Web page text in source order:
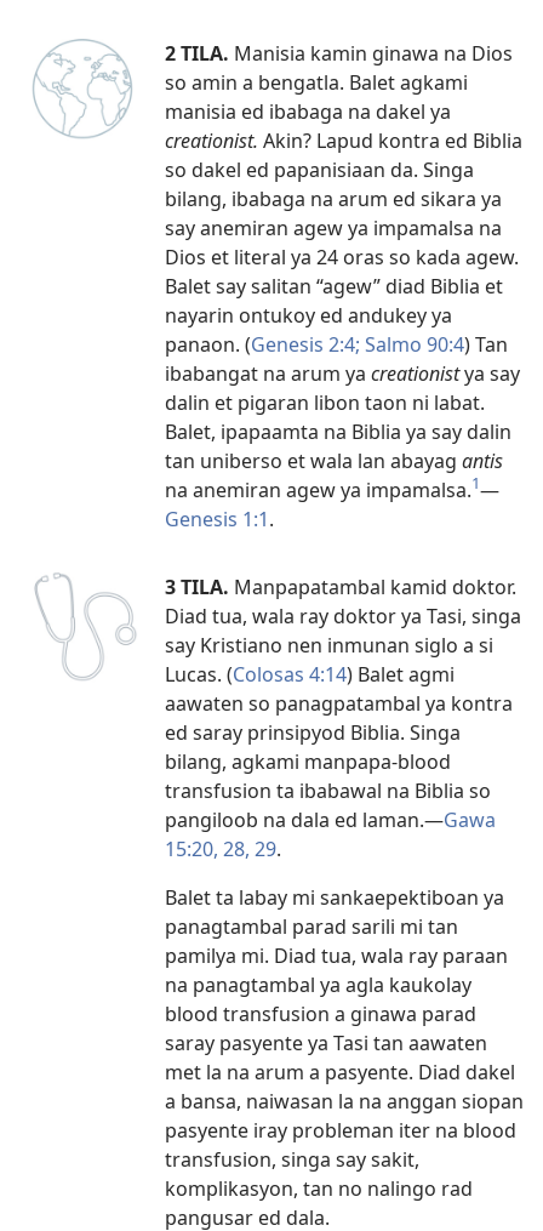
2 TILA. Manisia kamin ginawa na Dios
so amin a bengatla. Balet agkami
manisia ed ibabaga na dakel ya
creationist. Akin? Lapud kontra ed Biblia
so dakel ed papanisiaan da. Singa
bilang, ibabaga na arum ed sikara ya
say anemiran agew ya impamalsa na
Dios et literal ya 24 oras so kada agew.
Balet say salitan “agew” diad Biblia et
nayarin ontukoy ed andukey ya
panaon. (Genesis 2:4; Salmo 90:4) Tan
ibabangat na arum ya creationistya say
dalin et pigaran libon taon ni labat.
Balet, ipapaamta na Biblia ya say dalin
tan uniberso et wala lan abayag antis
na anemiran agew ya impamalsa.1​—
Genesis 1:1.
3 TILA. Manpapatambal kamid doktor.
Diad tua, wala ray doktor ya Tasi, singa
say Kristiano nen inmunan siglo a si
Lucas. (Colosas 4:14) Balet agmi
aawaten so panagpatambal ya kontra
ed saray prinsipyod Biblia. Singa
bilang, agkami manpapa-blood
transfusion ta ibabawal na Biblia so
pangiloob na dala ed laman.​—Gawa
15:20, 28, 29.
Balet ta labay mi sankaepektiboan ya
panagtambal parad sarili mi tan
pamilya mi. Diad tua, wala ray paraan
na panagtambal ya agla kaukolay
blood transfusion a ginawa parad
saray pasyente ya Tasi tan aawaten
met la na arum a pasyente. Diad dakel
a bansa, naiwasan la na anggan siopan
pasyente iray probleman iter na blood
transfusion, singa say sakit,
komplikasyon, tan no nalingo rad
pangusar ed dala.